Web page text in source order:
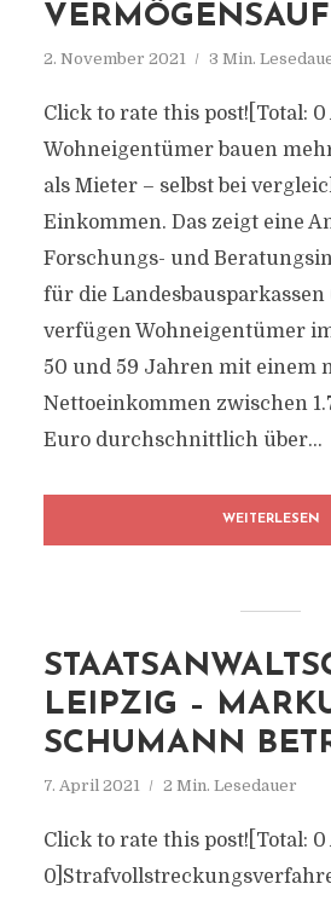
2. November 2021 3 Min.
Click to rate this post![Total: 0
Wohneigentümer bauen
als Mieter – selbst bei
Einkommen. Das zeigt eine
Forschungs- und
für die Landesbausparkassen
verfügen Wohneigentümer
50 und 59 Jahren mit einem
Nettoeinkommen zwischen
Euro durchschnittlich über...
WEITERLESEN
LEIPZIG –
SCHUMANN
7. April 2021 2 Min. Lesedauer
Click to rate this post![Total: 0